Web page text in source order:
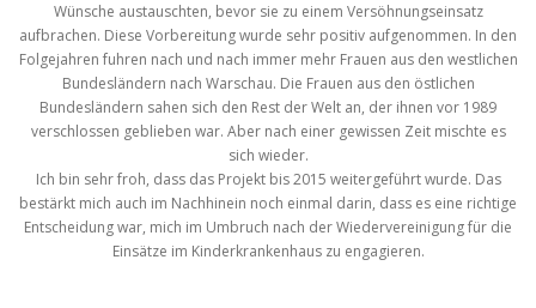
Wünsche austauschten, bevor sie zu einem Versöhnungseinsatz
aufbrachen. Diese Vorbereitung wurde sehr positiv aufgenommen. In den
Folgejahren fuhren nach und nach immer mehr Frauen aus den westlichen
Bundesländern nach Warschau. Die Frauen aus den östlichen
Bundesländern sahen sich den Rest der Welt an, der ihnen vor 1989
verschlossen geblieben war. Aber nach einer gewissen Zeit mischte es
sich wieder.
Ich bin sehr froh, dass das Projekt bis 2015 weitergeführt wurde. Das
bestärkt mich auch im Nachhinein noch einmal darin, dass es eine richtige
Entscheidung war, mich im Umbruch nach der Wiedervereinigung für die
Einsätze im Kinderkrankenhaus zu engagieren.